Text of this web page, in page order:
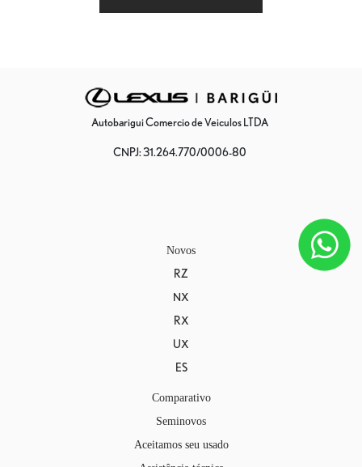
Autobarigui Comercio de Veiculos LTDA
CNPJ: 31.264.770/0006-80
Novos
RZ
NX
RX
UX
ES
Comparativo
Seminovos
Aceitamos seu usado